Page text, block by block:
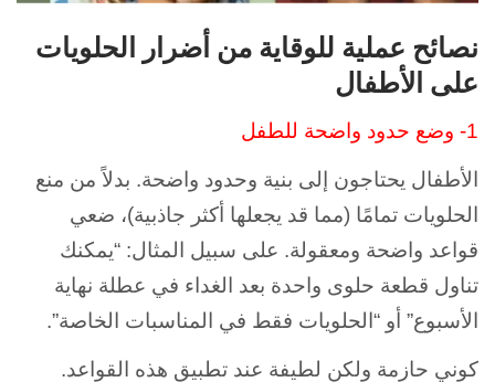
نصائح عملية للوقاية من أضرار الحلويات
على الأطفال
1- وضع حدود واضحة للطفل
الأطفال يحتاجون إلى بنية وحدود واضحة. بدلاً من منع
الحلويات تمامًا (مما قد يجعلها أكثر جاذبية)، ضعي
قواعد واضحة ومعقولة. على سبيل المثال: “يمكنك
تناول قطعة حلوى واحدة بعد الغداء في عطلة نهاية
الأسبوع” أو “الحلويات فقط في المناسبات الخاصة”.
كوني حازمة ولكن لطيفة عند تطبيق هذه القواعد.